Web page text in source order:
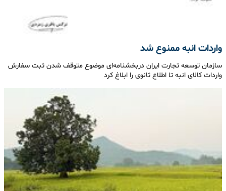
واردات انبه ممنوع شد
سازمان توسعه تجارت ایران دربخشنامه‌ای موضوع متوقف شدن ثبت سفارش
واردات کالای انبه تا اطلاع ثانوی را ابلاغ کرد